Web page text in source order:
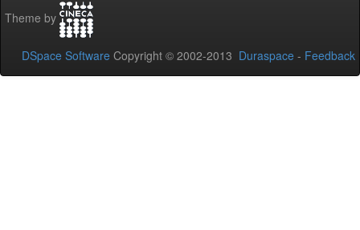
Theme by
DSpace Software Copyright © 2002-2013 Duraspace - Feedback